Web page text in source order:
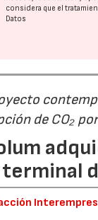
considera que el
Datos
de CO₂